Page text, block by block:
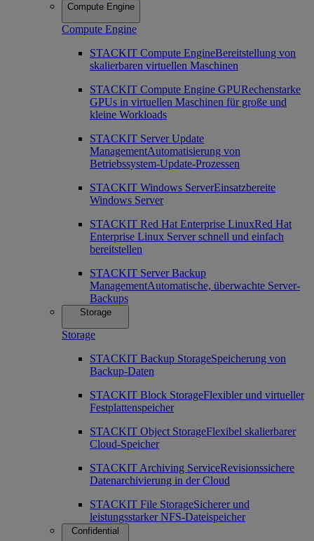
Compute Engine
Compute Engine
STACKIT Compute EngineBereitstellung von
skalierbaren virtuellen Maschinen
STACKIT Compute Engine GPURechenstarke
GPUs in virtuellen Maschinen für große und
kleine Workloads
STACKIT Server Update
ManagementAutomatisierung von
Betriebssystem-Update-Prozessen
STACKIT Windows ServerEinsatzbereite
Windows Server
STACKIT Red Hat Enterprise LinuxRed Hat
Enterprise Linux Server schnell und einfach
bereitstellen
STACKIT Server Backup
ManagementAutomatische, überwachte Server-
Backups
Storage
Storage
STACKIT Backup StorageSpeicherung von
Backup-Daten
STACKIT Block StorageFlexibler und virtueller
Festplattenspeicher
STACKIT Object StorageFlexibel skalierbarer
Cloud-Speicher
STACKIT Archiving ServiceRevisionssichere
Datenarchivierung in der Cloud
STACKIT File StorageSicherer und
leistungsstarker NFS-Dateispeicher
Confidential